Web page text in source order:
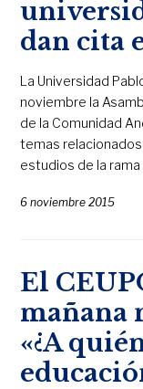
dan cita
La Universidad
noviembre la
de la Comunidad
temas relacionados
estudios de la rama
6 noviembre 2015
El
mañana
«¿A